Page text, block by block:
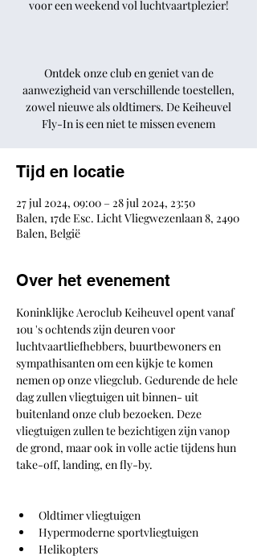
voor een weekend vol luchtvaartplezier!
Ontdek onze club en geniet van de
aanwezigheid van verschillende toestellen,
zowel nieuwe als oldtimers. De Keiheuvel
Fly-In is een niet te missen evenem
Tijd en locatie
27 jul 2024, 09:00 – 28 jul 2024, 23:50
Balen, 17de Esc. Licht Vliegwezenlaan 8, 2490
Balen, België
Over het evenement
Koninklijke Aeroclub Keiheuvel opent vanaf
10u 's ochtends zijn deuren voor
luchtvaartliefhebbers, buurtbewoners en
sympathisanten om een kijkje te komen
nemen op onze vliegclub. Gedurende de hele
dag zullen vliegtuigen uit binnen- uit
buitenland onze club bezoeken. Deze
vliegtuigen zullen te bezichtigen zijn vanop
de grond, maar ook in volle actie tijdens hun
take-off, landing, en fly-by.
Oldtimer vliegtuigen
Hypermoderne sportvliegtuigen
Helikopters